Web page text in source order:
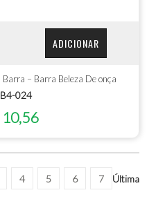
ADICIONAR
– Barra Beleza De onça
024
10,56
4 5 6 7 Última